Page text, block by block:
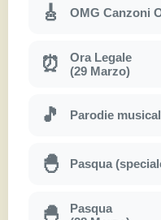
🎸 OMG Canzoni
⏰
Ora Legale
(29 Marzo)
🎵 Parodie
🐣 Pasqua
🐣
Pasqua